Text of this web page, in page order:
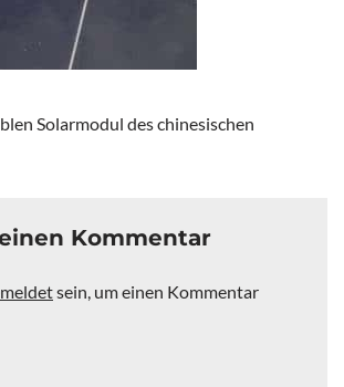
Solarmodul des chinesischen
Kommentar
sein, um einen Kommentar